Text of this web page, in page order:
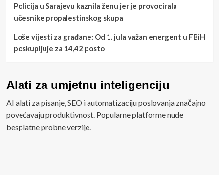
Policija u Sarajevu kaznila ženu jer je provocirala
učesnike propalestinskog skupa
Loše vijesti za građane: Od 1. jula važan energent u FBiH
poskupljuje za 14,42 posto
Alati za umjetnu inteligenciju
AI alati za pisanje, SEO i automatizaciju poslovanja značajno
povećavaju produktivnost. Popularne platforme nude
besplatne probne verzije.